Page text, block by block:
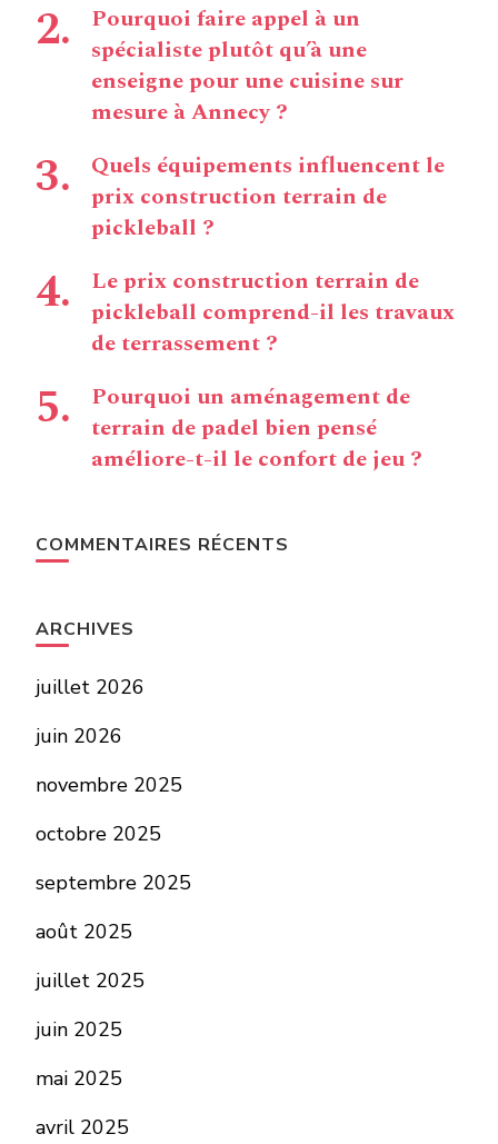
Pourquoi faire appel à un
spécialiste plutôt qu’à une
enseigne pour une cuisine sur
mesure à Annecy ?
Quels équipements influencent le
prix construction terrain de
pickleball ?
Le prix construction terrain de
pickleball comprend-il les travaux
de terrassement ?
Pourquoi un aménagement de
terrain de padel bien pensé
améliore-t-il le confort de jeu ?
COMMENTAIRES RÉCENTS
ARCHIVES
juillet 2026
juin 2026
novembre 2025
octobre 2025
septembre 2025
août 2025
juillet 2025
juin 2025
mai 2025
avril 2025